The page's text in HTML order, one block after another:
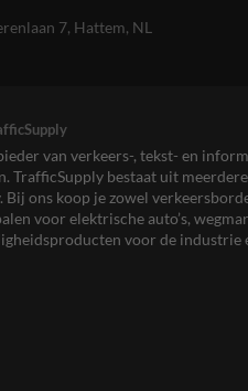
7, Hattem, NL
van verkeers-, tekst- en
TrafficSupply bestaat uit
Bij ons koop je zowel
voor elektrische auto’s,
voor de industrie